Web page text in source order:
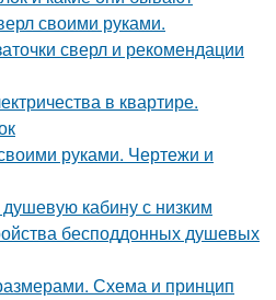
своими руками.
сверл и рекомендации
в квартире.
руками. Чертежи и
кабину с низким
бесподдонных душевых
Схема и принцип